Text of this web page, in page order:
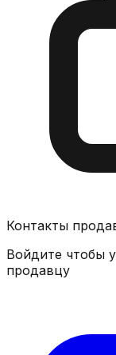
Контакты
Войдите чтобы
продавцу